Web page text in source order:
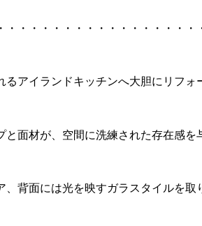
・・・・・・・・・・・・・・・・・
アイランドキッチンへ大胆にリフォ
面材が、空間に洗練された存在感を
背面には光を映すガラスタイルを取